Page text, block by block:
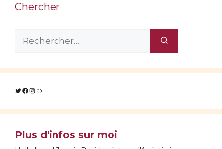
Chercher
Twitter
Facebook
Instagram
Lien
Plus d'infos sur moi